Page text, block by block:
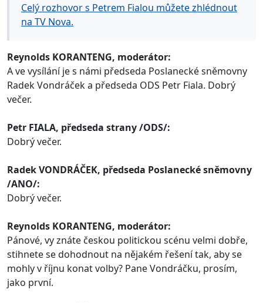
Celý rozhovor s Petrem Fialou můžete zhlédnout
na TV Nova.
Reynolds KORANTENG, moderátor:
A ve vysílání je s námi předseda Poslanecké sněmovny
Radek Vondráček a předseda ODS Petr Fiala. Dobrý
večer.
Petr FIALA, předseda strany /ODS/:
Dobrý večer.
Radek VONDRÁČEK, předseda Poslanecké sněmovny
/ANO/:
Dobrý večer.
Reynolds KORANTENG, moderátor:
Pánové, vy znáte českou politickou scénu velmi dobře,
stihnete se dohodnout na nějakém řešení tak, aby se
mohly v říjnu konat volby? Pane Vondráčku, prosím,
jako první.